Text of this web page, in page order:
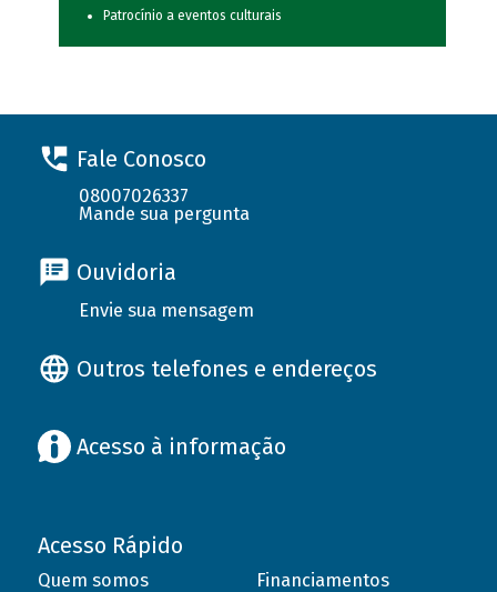
Patrocínio a eventos culturais
Fale Conosco
08007026337
Mande sua pergunta
Ouvidoria
Envie sua mensagem
Outros telefones e endereços
Acesso à informação
Acesso Rápido
Quem somos
Financiamentos